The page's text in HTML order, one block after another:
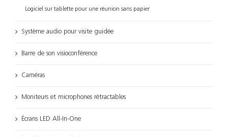
Logiciel sur tablette pour une réunion sans papier
Système audio pour visite guidée
Barre de son visioconférence
Caméras
Moniteurs et microphones rétractables
Écrans LED All-In-One